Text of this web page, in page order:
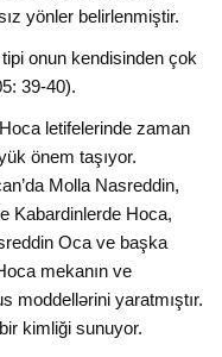
yönler belirlenmiştir.
onun kendisinden çok
39-40).
letifelerinde zaman
önem taşıyor.
Molla Nasreddin,
Kabardinlerde Hoca,
Oca ve başka
mekanın ve
moddellərini yaratmıştır.
kimliği sunuyor.